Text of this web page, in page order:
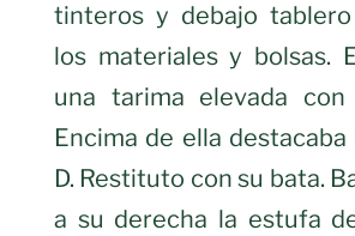
tinteros y debajo
los materiales y bolsas.
una tarima elevada con
Encima de ella
D. Restituto con su bata.
a su derecha la estufa